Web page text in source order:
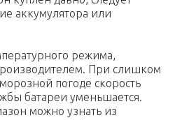
аккумулятора или
режима,
При слишком
погоде скорость
батареи уменьшается.
можно узнать из